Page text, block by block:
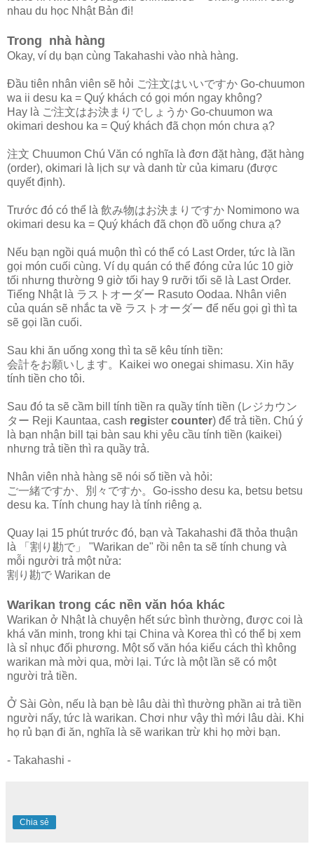
nhau du học Nhật Bản đi!
Trong nhà hàng
Okay, ví dụ bạn cùng Takahashi vào nhà hàng.
Đầu tiên nhân viên sẽ hỏi ご注文はいいですか Go-chuumon
wa ii desu ka = Quý khách có gọi món ngay không?
Hay là ご注文はお決まりでしょうか Go-chuumon wa
okimari deshou ka = Quý khách đã chọn món chưa ạ?
注文 Chuumon Chú Văn có nghĩa là đơn đặt hàng, đặt hàng
(order), okimari là lịch sự và danh từ của kimaru (được
quyết định).
Trước đó có thể là 飲み物はお決まりですか Nomimono wa
okimari desu ka = Quý khách đã chọn đồ uống chưa ạ?
Nếu bạn ngồi quá muộn thì có thể có Last Order, tức là lần
gọi món cuối cùng. Ví dụ quán có thể đóng cửa lúc 10 giờ
tối nhưng thường 9 giờ tối hay 9 rưỡi tối sẽ là Last Order.
Tiếng Nhật là ラストオーダー Rasuto Oodaa. Nhân viên
của quán sẽ nhắc ta về ラストオーダー để nếu gọi gì thì ta
sẽ gọi lần cuối.
Sau khi ăn uống xong thì ta sẽ kêu tính tiền:
会計をお願いします。Kaikei wo onegai shimasu. Xin hãy
tính tiền cho tôi.
Sau đó ta sẽ cầm bill tính tiền ra quầy tính tiền (レジカウン
ター Reji Kauntaa, cash register counter) để trả tiền. Chú ý
là bạn nhận bill tại bàn sau khi yêu cầu tính tiền (kaikei)
nhưng trả tiền thì ra quầy trả.
Nhân viên nhà hàng sẽ nói số tiền và hỏi:
ご一緒ですか、別々ですか。Go-issho desu ka, betsu betsu
desu ka. Tính chung hay là tính riêng ạ.
Quay lại 15 phút trước đó, bạn và Takahashi đã thỏa thuận
là 「割り勘で」 "Warikan de" rồi nên ta sẽ tính chung và
mỗi người trả một nửa:
割り勘で Warikan de
Warikan trong các nền văn hóa khác
Warikan ở Nhật là chuyện hết sức bình thường, được coi là
khá văn minh, trong khi tại China và Korea thì có thể bị xem
là sỉ nhục đối phương. Một số văn hóa kiểu cách thì không
warikan mà mời qua, mời lại. Tức là một lần sẽ có một
người trả tiền.
Ở Sài Gòn, nếu là bạn bè lâu dài thì thường phần ai trả tiền
người nấy, tức là warikan. Chơi như vậy thì mới lâu dài. Khi
họ rủ bạn đi ăn, nghĩa là sẽ warikan trừ khi họ mời bạn.
- Takahashi -
Chia sẻ